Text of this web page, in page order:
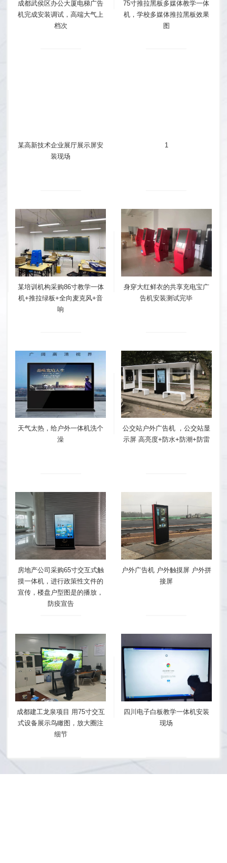
成都武侯区办公大厦电梯广告
机完成安装调试，高端大气上
档次
75寸推拉黑板多媒体教学一体
机，学校多媒体推拉黑板效果
图
某高新技术企业展厅展示屏安
装现场
1
某培训机构采购86寸教学一体
机+推拉绿板+全向麦克风+音
响
身穿大红鲜衣的共享充电宝广
告机安装测试完毕
天气太热，给户外一体机洗个
澡
公交站户外广告机 ，公交站显
示屏 高亮度+防水+防潮+防雷
房地产公司采购65寸交互式触
摸一体机，进行政策性文件的
宣传，楼盘户型图是的播放，
防疫宣告
户外广告机 户外触摸屏 户外拼
接屏
成都建工龙泉项目 用75寸交互
式设备展示鸟瞰图，放大圈注
细节
四川电子白板教学一体机安装
现场